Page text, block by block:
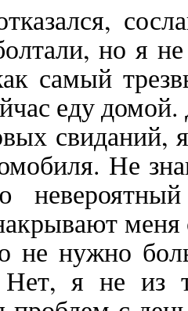
но я
самый
еду
свиданий,
Не
меня
не нужно
Нет, я не из